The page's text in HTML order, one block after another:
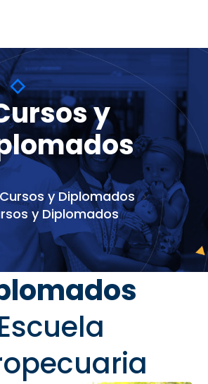
y
Cursos y Diplomados
y Diplomados